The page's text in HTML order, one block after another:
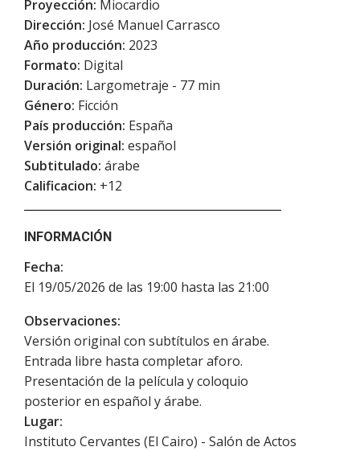
Proyección: Miocardio
Dirección: José Manuel Carrasco
Año producción: 2023
Formato: Digital
Duración: Largometraje - 77 min
Género: Ficción
País producción: España
Versión original: español
Subtitulado: árabe
Calificacion: +12
INFORMACIÓN
Fecha:
El 19/05/2026 de las 19:00 hasta las 21:00
Observaciones:
Versión original con subtítulos en árabe.
Entrada libre hasta completar aforo.
Presentación de la película y coloquio
posterior en español y árabe.
Lugar:
Instituto Cervantes (El Cairo) - Salón de Actos